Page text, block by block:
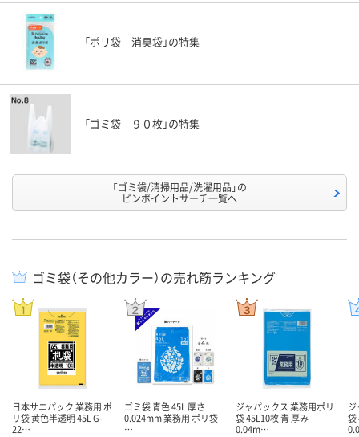
「ポリ袋 消臭袋」の特集
「ゴミ袋 ９０枚」の特集
「ゴミ袋/清掃用品/洗濯用品」の
ピンポイントサーチ一覧へ
ゴミ袋（その他カラー）の売れ筋ランキング
日本サニパック 業務用 ポ
リ袋 黄色半透明 45L G-
22…
ゴミ袋 青色 45L 厚さ
0.024mm 業務用 ポリ袋
…
ジャパックス 業務用ポリ
袋 45L10枚 青 厚み
0.04m…
袋